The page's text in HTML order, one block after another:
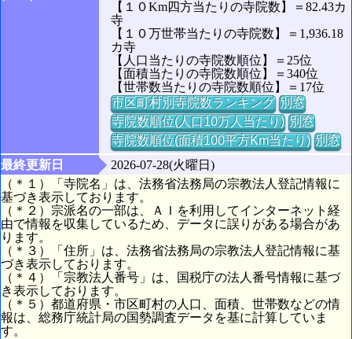
【１０Km四方当たりの寺院数】＝82.43カ
寺
【１０万世帯当たりの寺院数】＝1,936.18
カ寺
【人口当たりの寺院数順位】＝25位
【面積当たりの寺院数順位】＝340位
【世帯数当たりの寺院数順位】＝17位
市区町村別寺院数ランキング 別窓
寺院数順位(人口10万人当たり) 別窓
寺院数順位(面積100平方Km当たり) 別窓
最終更新日
2026-07-28(火曜日)
（＊１）「寺院名」は、法務省法務局の宗教法人登記情報に
基づき表示しております。
（＊２）宗派名の一部は、ＡＩを利用してインターネット経
由で情報を収集しているため、データに誤りがある場合があ
ります。
（＊３）「住所」は、法務省法務局の宗教法人登記情報に基
づき表示しております。
（＊４）「宗教法人番号」は、国税庁の法人番号情報に基づ
き表示しております。
（＊５）都道府県・市区町村の人口、面積、世帯数などの情
報は、総務庁統計局の国勢調査データを基に計算していま
す。